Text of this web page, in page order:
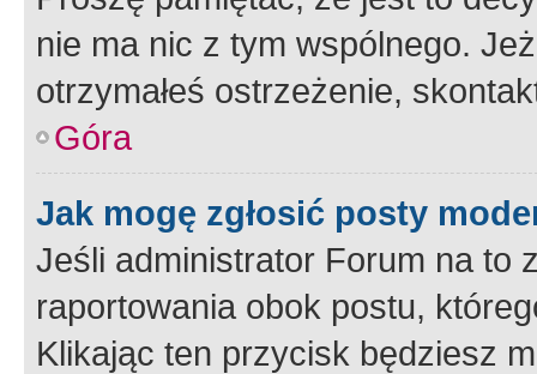
nie ma nic z tym wspólnego.
otrzymałeś ostrzeżenie,
Góra
Jak mogę zgłosić posty
Jeśli administrator Forum na to
raportowania obok postu,
Klikając ten przycisk będziesz